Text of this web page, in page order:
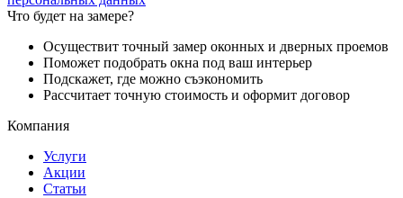
Что будет на замере?
Осуществит точный замер оконных и дверных проемов
Поможет подобрать окна под ваш интерьер
Подскажет, где можно съэкономить
Рассчитает точную стоимость и оформит договор
Компания
Услуги
Акции
Статьи